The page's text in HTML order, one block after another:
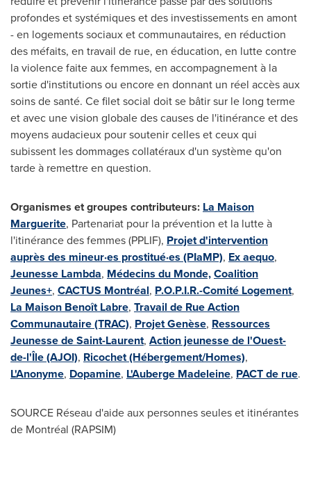
profondes et systémiques et des investissements en amont
- en logements sociaux et communautaires, en réduction
des méfaits, en travail de rue, en éducation, en lutte contre
la violence faite aux femmes, en accompagnement à la
sortie d'institutions ou encore en donnant un réel accès aux
soins de santé. Ce filet social doit se bâtir sur le long terme
et avec une vision globale des causes de l'itinérance et des
moyens audacieux pour soutenir celles et ceux qui
subissent les dommages collatéraux d'un système qu'on
tarde à remettre en question.
Organismes et groupes contributeurs: La Maison
Marguerite, Partenariat pour la prévention et la lutte à
l'itinérance des femmes (PPLIF), Projet d'intervention
auprès des mineur·es prostitué·es (PIaMP), Ex aequo,
Jeunesse Lambda, Médecins du Monde,Coalition
Jeunes+, CACTUS Montréal, P.O.P.I.R.-Comité Logement,
La Maison Benoît Labre, Travail de Rue Action
Communautaire (TRAC), Projet Genèse, Ressources
Jeunesse deSaint-Laurent, Action jeunesse de l'Ouest-
de-l'Île (AJOI), Ricochet (Hébergement/Homes),
L'Anonyme, Dopamine, L'Auberge Madeleine, PACT de rue.
SOURCE Réseau d'aide aux personnes seules et itinérantes
de Montréal (RAPSIM)